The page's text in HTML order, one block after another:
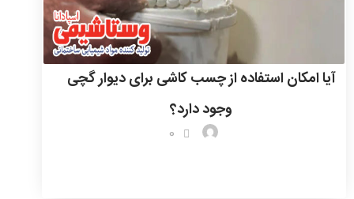
آیا امکان استفاده از چسب کاشی برای دیوار گچی
وجود دارد؟
0